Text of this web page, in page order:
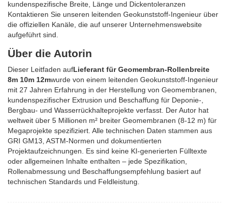
kundenspezifische Breite, Länge und Dickentoleranzen
Kontaktieren Sie unseren leitenden Geokunststoff-Ingenieur über
die offiziellen Kanäle, die auf unserer Unternehmenswebsite
aufgeführt sind.
Über die Autorin
Dieser Leitfaden aufLieferant für Geomembran-Rollenbreite
8m 10m 12mwurde von einem leitenden Geokunststoff-Ingenieur
mit 27 Jahren Erfahrung in der Herstellung von Geomembranen,
kundenspezifischer Extrusion und Beschaffung für Deponie-,
Bergbau- und Wasserrückhalteprojekte verfasst. Der Autor hat
weltweit über 5 Millionen m² breiter Geomembranen (8-12 m) für
Megaprojekte spezifiziert. Alle technischen Daten stammen aus
GRI GM13, ASTM-Normen und dokumentierten
Projektaufzeichnungen. Es sind keine KI-generierten Fülltexte
oder allgemeinen Inhalte enthalten – jede Spezifikation,
Rollenabmessung und Beschaffungsempfehlung basiert auf
technischen Standards und Feldleistung.